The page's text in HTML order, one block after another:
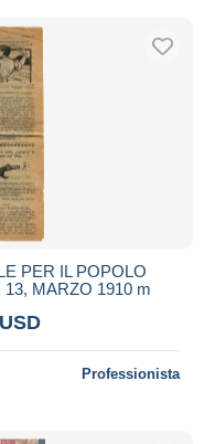
PER IL POPOLO
MARZO 1910 m
Professionista